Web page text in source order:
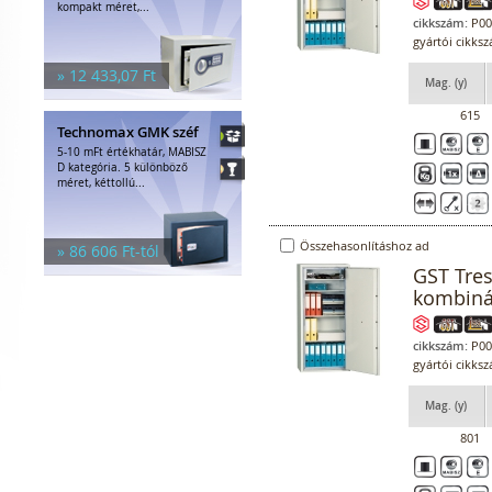
kompakt méret,...
» 12 433,07 Ft
Technomax GMK széf
5-10 mFt értékhatár, MABISZ
D kategória. 5 különböző
méret, kéttollú...
» 86 606 Ft-tól
cikkszám:
gyártói
Mag. (y)
615
Összehasonlításhoz ad
GST
cikkszám:
gyártói
Mag. (y)
801